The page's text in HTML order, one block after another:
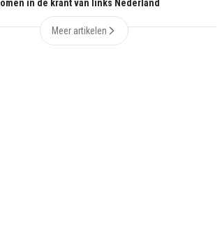
in de krant van links Nederland
Meer artikelen